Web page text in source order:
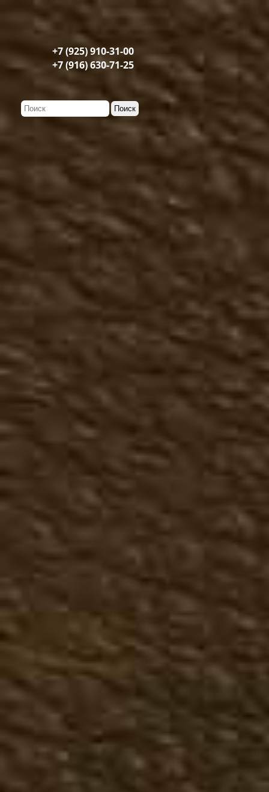
+7 (925) 910-31-00
+7 (916) 630-71-25
Мужская обувь
Демисезонная мужская
Казаки туфли
Казаки полусапоги
Казаки сапоги
Чопперы туфли
Чопперы полусапоги
Чопперы сапоги
Кроссовки, кеды
Трексайдеры
Туфли
Ботинки
Сапоги, челси
Большие размеры осень
Летняя мужская обувь
Туфли летние
Топсайдеры
Мокасины
Сандали, тапочки
Большие размеры лето
Зимняя мужская обувь
Казаки зимние
Чопперы зимние
Ботинки зимние
Сапоги зимние
Большие размеры зима
Женская обувь
Демисезонная женская
Казаки туфли
Казаки полусапожки
Казаки сапоги
Чопперы, мотообувь
Ботинки осенние
Полусапожки осенние